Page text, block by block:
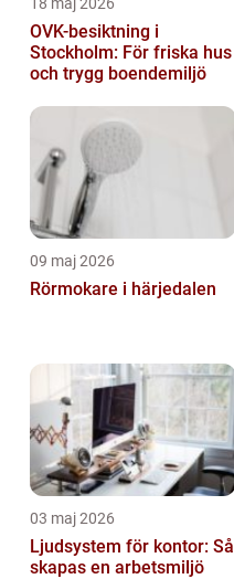
OVK-besiktning i
Stockholm: För friska hus
och trygg boendemiljö
09 maj 2026
Rörmokare i härjedalen
03 maj 2026
Ljudsystem för kontor: Så
skapas en arbetsmiljö